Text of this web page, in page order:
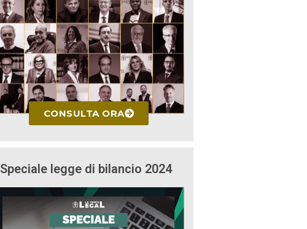
CONSULTA ORA
Speciale legge di bilancio 2024